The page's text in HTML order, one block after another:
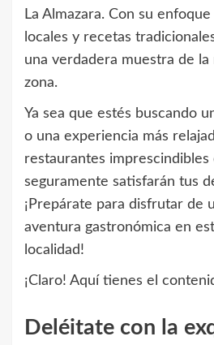
La Almazara. Con su
locales y recetas
una verdadera muestra de la
zona.
Ya sea que estés buscando
o una experiencia más
restaurantes imprescindibles
seguramente satisfarán tus
¡Prepárate para disfrutar de
aventura gastronómica en
localidad!
¡Claro! Aquí tienes el
Deléitate con la